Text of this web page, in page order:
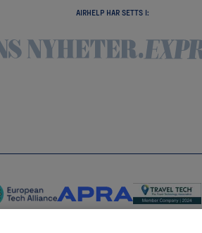
AIRHELP HAR SETTS I: